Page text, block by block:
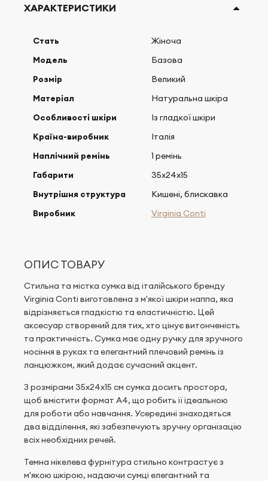
ХАРАКТЕРИСТИКИ
Стать
Жіноча
Модель
Базова
Розмір
Великий
Матеріал
Натуральна шкіра
Особливості шкіри
Із гладкої шкіри
Країна-виробник
Італія
Наплічний ремінь
1 ремінь
Габарити
35x24x15
Внутрішня структура
Кишені, блискавка
Виробник
Virginia Conti
ОПИС ТОВАРУ
Стильна та містка сумка від італійського бренду
Virginia Conti виготовлена з м'якої шкіри наппа, яка
відрізняється гладкістю та еластичністю. Цей
аксесуар створений для тих, хто цінує витонченість
та практичність. Сумка має одну ручку для зручного
носіння в руках та елегантний плечовий ремінь із
ланцюжком, який додає сучасний акцент.
З розмірами 35х24х15 см сумка досить простора,
щоб вмістити формат A4, що робить її ідеальною
для роботи або навчання. Усередині знаходяться
два відділення, які забезпечують зручну організацію
всіх необхідних речей.
Темна нікелева фурнітура стильно контрастує з
м'якою шкірою, надаючи сумці елегантний та